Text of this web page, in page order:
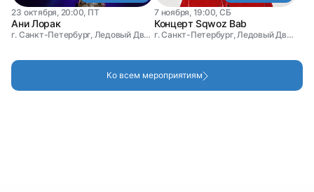
23 октября, 20:00, ПТ
Ани Лорак
г. Санкт-Петербург, Ледовый Дворец
7 ноября, 19:00, СБ
Концерт Sqwoz Bab
г. Санкт-Петербург, Ледовый Дворец
Ко всем мероприятиям